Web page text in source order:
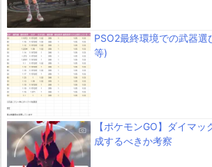
PSO2最終環境での武器
等)
【ポケモンGO】ダイマ
成するべきか考察